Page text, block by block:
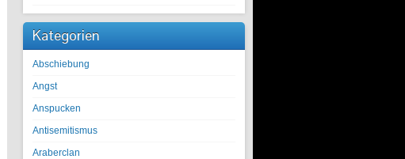
Kategorien
Abschiebung
Angst
Anspucken
Antisemitismus
Araberclan